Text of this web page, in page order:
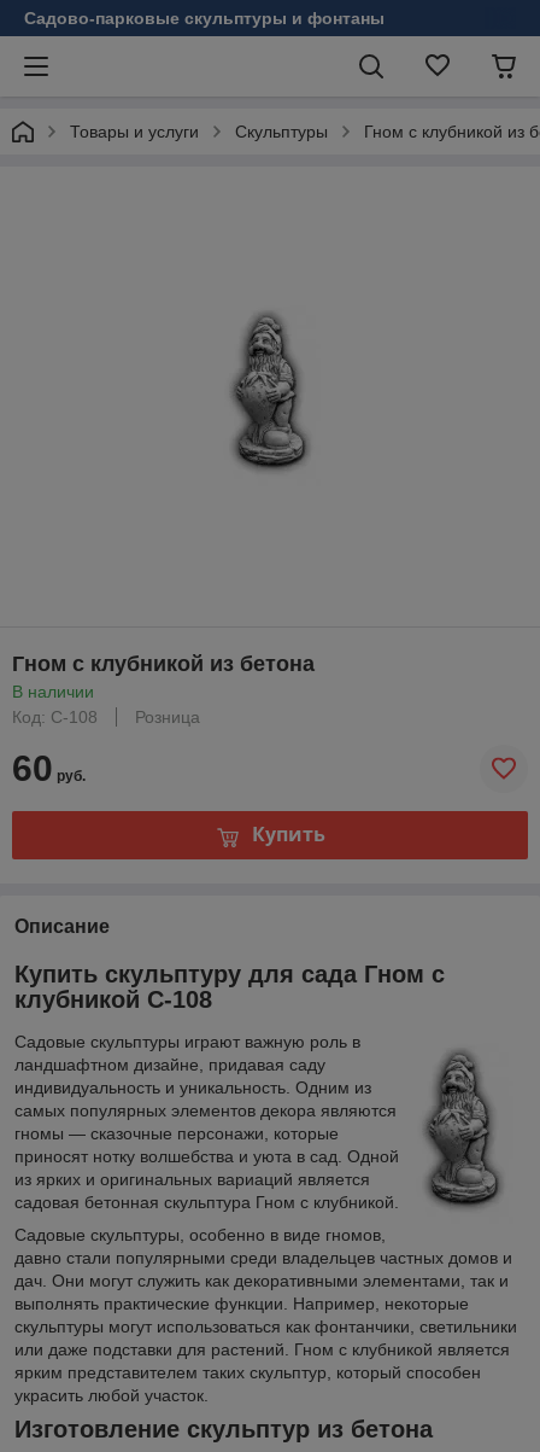
Садово-парковые скульптуры и фонтаны
Товары и услуги Скульптуры Гном с клубникой из
Гном с клубникой из бетона
В наличии
Код: С-108
Розница
60 руб.
Купить
Описание
Купить скульптуру для сада Гном с
клубникой С-108
Садовые скульптуры играют важную роль в
ландшафтном дизайне, придавая саду
индивидуальность и уникальность. Одним из
самых популярных элементов декора являются
гномы — сказочные персонажи, которые
приносят нотку волшебства и уюта в сад. Одной
из ярких и оригинальных вариаций является
садовая бетонная скульптура Гном с клубникой.
Садовые скульптуры, особенно в виде гномов,
давно стали популярными среди владельцев частных домов и
дач. Они могут служить как декоративными элементами, так и
выполнять практические функции. Например, некоторые
скульптуры могут использоваться как фонтанчики, светильники
или даже подставки для растений. Гном с клубникой является
ярким представителем таких скульптур, который способен
украсить любой участок.
Изготовление скульптур из бетона